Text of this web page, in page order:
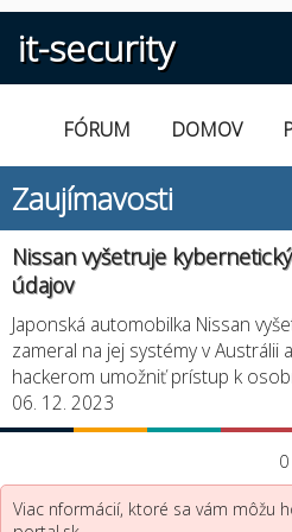
it-security
FÓRUM DOMOV
Zaujímavosti
Nissan vyšetruje
údajov
Japonská automobilka Nissan
zameral na jej systémy v
hackerom umožniť prístup k
06. 12. 2023
Viac nformácií, ktoré sa vám môžu